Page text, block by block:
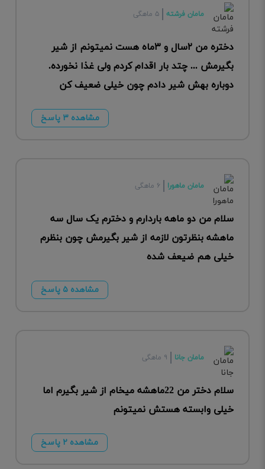
مامان فرشته ۵ ماهگی
دختره من ۲سال و ۳ماه هست نمیتونم از شیر
بگیرمش ... چتد بار اقدام کردم ولی غذا نخورده.
دوباره بهش شیر دادم چون خیلی ضعیف کن
مشاهده ۳ پاسخ
مامان ماهورا ۶ ماهگی
سلام من دو ماهه باردارم و دخترم یک سال سه
ماهشه بنظرتون لازمه از شیر بگیرمش چون بنظرم
خیلی هم ضیعف شده
مشاهده ۵ پاسخ
مامان جانا ۹ ماهگی
سلام دختر من 22ماهشه میخام از شیر بگیرم اما
خیلی وابسته هستش نمیتونم
مشاهده ۲ پاسخ